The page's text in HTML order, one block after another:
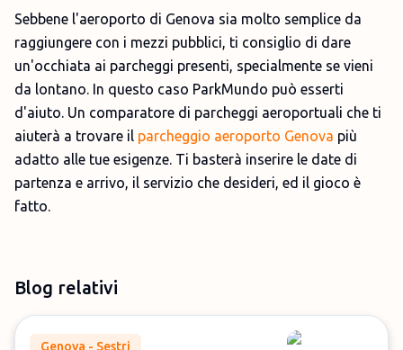
Sebbene l'aeroporto di Genova sia molto semplice da
raggiungere con i mezzi pubblici, ti consiglio di dare
un'occhiata ai parcheggi presenti, specialmente se vieni
da lontano. In questo caso ParkMundo può esserti
d'aiuto. Un comparatore di parcheggi aeroportuali che ti
aiuterà a trovare il parcheggio aeroporto Genova più
adatto alle tue esigenze. Ti basterà inserire le date di
partenza e arrivo, il servizio che desideri, ed il gioco è
fatto.
Blog relativi
Genova - Sestri